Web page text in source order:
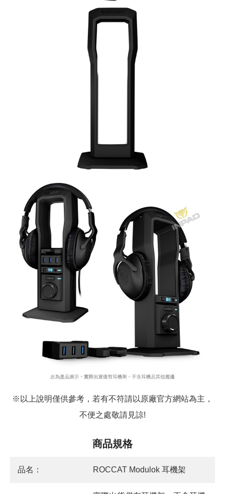
※以上說明僅供參考，若有不符請以原廠官方網站為主，
不便之處敬請見諒!
商品規格
品名： ROCCAT Modulok 耳機架